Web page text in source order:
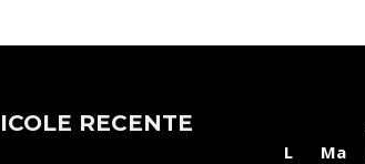
RECENTE
L
Ma